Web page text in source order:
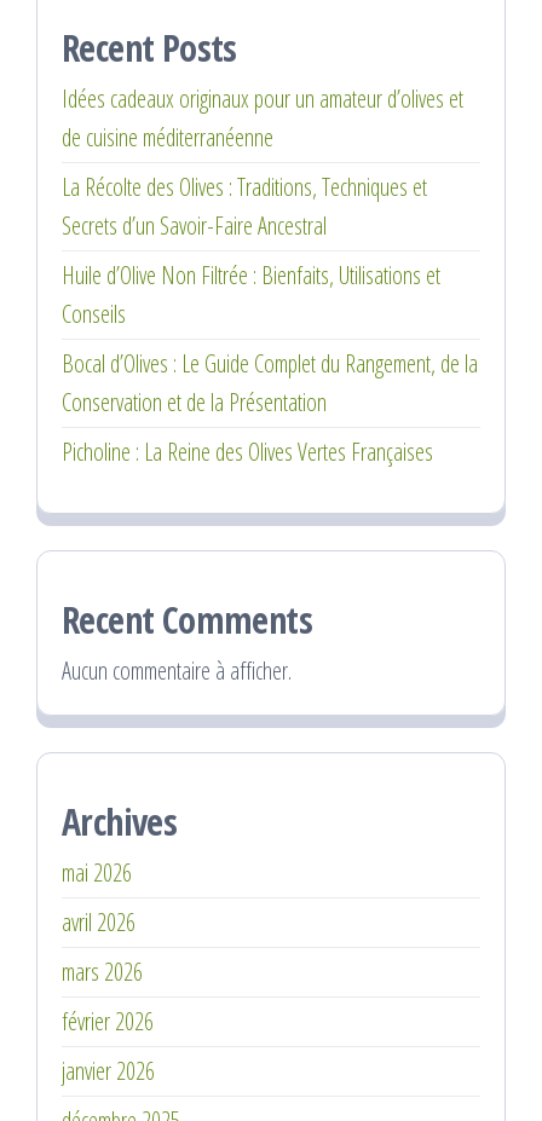
Recent Posts
Idées cadeaux originaux pour un amateur d’olives et
de cuisine méditerranéenne
La Récolte des Olives : Traditions, Techniques et
Secrets d’un Savoir-Faire Ancestral
Huile d’Olive Non Filtrée : Bienfaits, Utilisations et
Conseils
Bocal d’Olives : Le Guide Complet du Rangement, de la
Conservation et de la Présentation
Picholine : La Reine des Olives Vertes Françaises
Recent Comments
Aucun commentaire à afficher.
Archives
mai 2026
avril 2026
mars 2026
février 2026
janvier 2026